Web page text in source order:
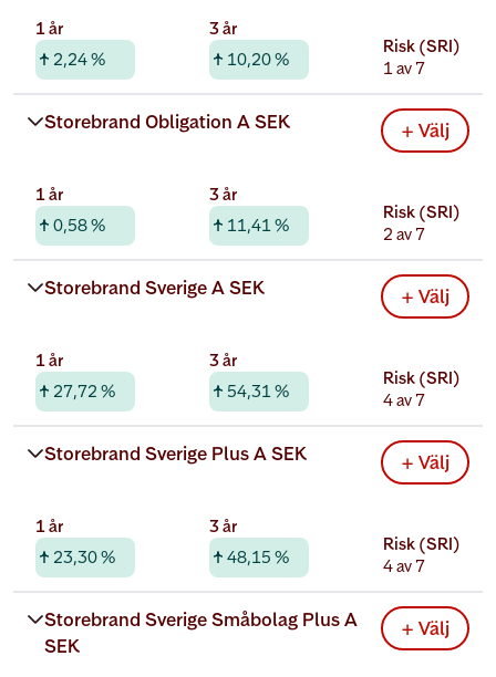
1 år
2,24 %
3 år
10,20 %
Risk (SRI)
1 av 7
0,22 %
Storebrand Obligation A SEK + Välj
1 år
0,58 %
3 år
11,41 %
Risk (SRI)
2 av 7
0,22 %
Storebrand Sverige A SEK + Välj
1 år
27,72 %
3 år
54,31 %
Risk (SRI)
4 av 7
0,21 %
Storebrand Sverige Plus A SEK + Välj
1 år
23,30 %
3 år
48,15 %
Risk (SRI)
4 av 7
0,31 %
Storebrand Sverige Småbolag Plus A
SEK
+ Välj